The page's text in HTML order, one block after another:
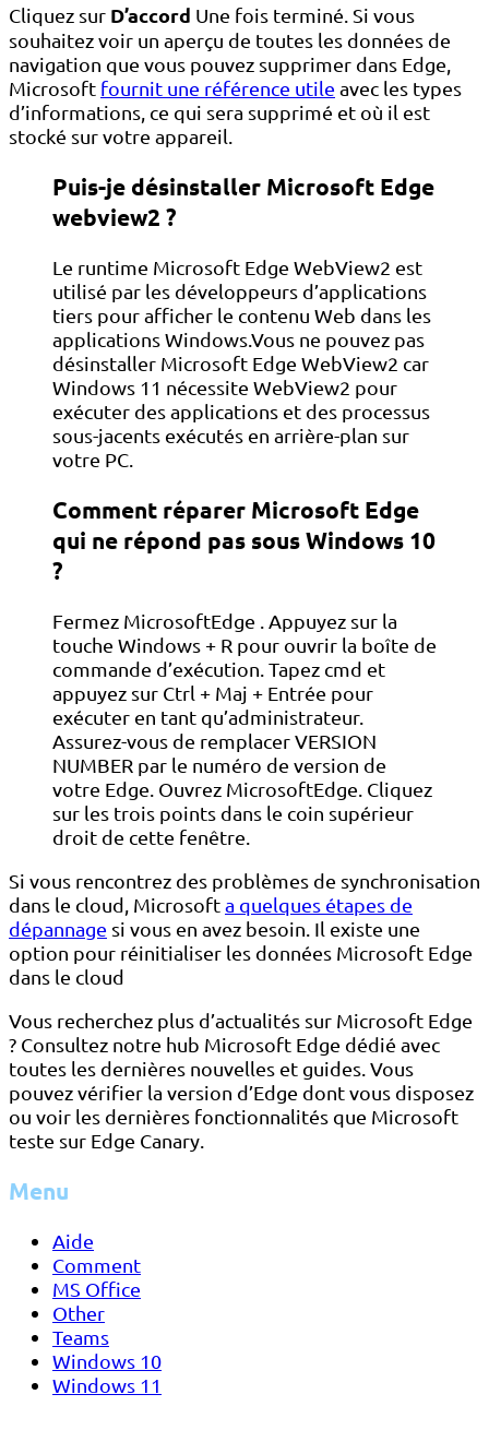
Cliquez sur D’accord Une fois terminé. Si vous
souhaitez voir un aperçu de toutes les données de
navigation que vous pouvez supprimer dans Edge,
Microsoft fournit une référence utile avec les types
d’informations, ce qui sera supprimé et où il est
stocké sur votre appareil.
Puis-je désinstaller Microsoft Edge
webview2 ?
Le runtime Microsoft Edge WebView2 est
utilisé par les développeurs d’applications
tiers pour afficher le contenu Web dans les
applications Windows.Vous ne pouvez pas
désinstaller Microsoft Edge WebView2 car
Windows 11 nécessite WebView2 pour
exécuter des applications et des processus
sous-jacents exécutés en arrière-plan sur
votre PC.
Comment réparer Microsoft Edge
qui ne répond pas sous Windows 10
?
Fermez MicrosoftEdge . Appuyez sur la
touche Windows + R pour ouvrir la boîte de
commande d’exécution. Tapez cmd et
appuyez sur Ctrl + Maj + Entrée pour
exécuter en tant qu’administrateur.
Assurez-vous de remplacer VERSION
NUMBER par le numéro de version de
votre Edge. Ouvrez MicrosoftEdge. Cliquez
sur les trois points dans le coin supérieur
droit de cette fenêtre.
Si vous rencontrez des problèmes de synchronisation
dans le cloud, Microsofta quelques étapes de
dépannage si vous en avez besoin. Il existe une
option pour réinitialiser les données Microsoft Edge
dans le cloud
Vous recherchez plus d’actualités sur Microsoft Edge
? Consultez notre hub Microsoft Edge dédié avec
toutes les dernières nouvelles et guides. Vous
pouvez vérifier la version d’Edge dont vous disposez
ou voir les dernières fonctionnalités que Microsoft
teste sur Edge Canary.
Menu
Aide
Comment
MS Office
Other
Teams
Windows 10
Windows 11